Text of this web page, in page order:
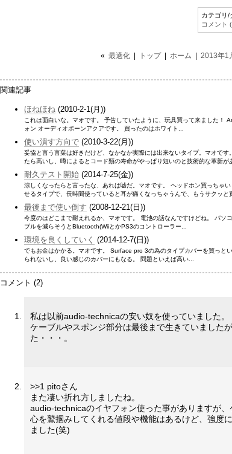
カテゴリ/
コメント
« 最適化 トップ| ホーム 2013年1
関連記事
ほねほね (2010-2-1(月))
これは面白いな。マオです。 予告していたように、玩具買って来ました！
ォン オーディオボーンアクアです。 買ったのはホワイト...
使い潰す方向で (2010-3-22(月))
妥協と言う言葉は好きだけど、なかなか実際には出来ないタイプ。マオで
たら高いし、噂によるとコード類の寿命がやっぱり短いのと技術的な革新が
耐久テスト開始 (2014-7-25(金))
涼しくなったらと言ったな、あれは嘘だ。マオです。 ヘッドホン買っちゃ
せるタイプで、長時間使っていると耳が痛くなっちゃうんで、もうサクッと
最後まで使い倒す (2008-12-21(日))
今度のはどこまで耐えれるか、マオです。 電池の話なんですけどね。 パソ
ブルを減らそうとBluetooth(WiiとかPS3のコントローラー...
環境を良くしていく (2014-12-7(日))
でもお金はかかる。マオです。 Surface pro 3の為のタイプカバーを買っと
られないし、良い感じのカバーにもなる。 問題といえば高い...
コメント (2)
私は以前audio-technicaの安い奴を使っていました。
ケーブルやスポンジ部分は最後まで生きていました
た・・・。
>>1 pitoさん
また凄い折れ方しましたね。
audio-technicaのイヤフォン使った事がありますが、
心を鷲掴みしてくれる値段や機能はあるけど、強度
ました(笑)